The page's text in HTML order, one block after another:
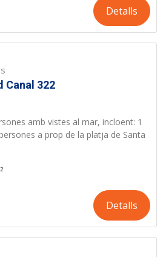
Detalls
Canal 322
amb vistes al mar, incloent: 1
a prop de la platja de Santa
2
Detalls